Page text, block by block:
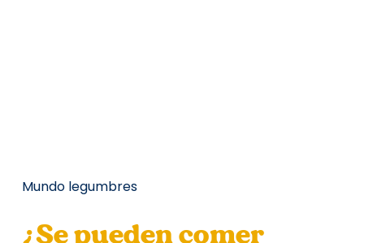
Mundo legumbres
¿Se pueden comer